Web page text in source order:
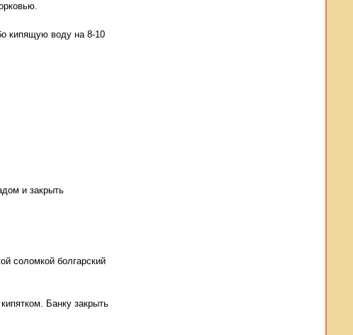
кипящую воду на 8-10
и закрыть
соломкой болгарский
Банку закрыть